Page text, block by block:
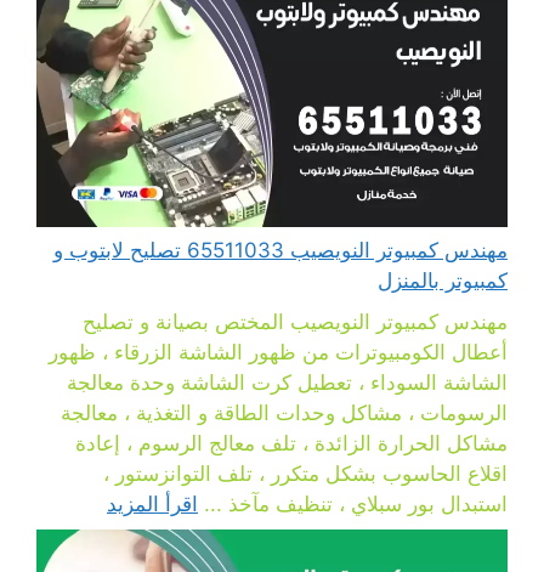
مهندس كمبيوتر النويصيب 65511033 تصليح لابتوب و
كمبيوتر بالمنزل
مهندس كمبيوتر النويصيب المختص بصيانة و تصليح
أعطال الكومبيوترات من ظهور الشاشة الزرقاء ، ظهور
الشاشة السوداء ، تعطيل كرت الشاشة وحدة معالجة
الرسومات ، مشاكل وحدات الطاقة و التغذية ، معالجة
مشاكل الحرارة الزائدة ، تلف معالج الرسوم ، إعادة
اقلاع الحاسوب بشكل متكرر ، تلف التوانزستور ،
استبدال بور سبلاي ، تنظيف مآخذ ... اقرأ المزيد